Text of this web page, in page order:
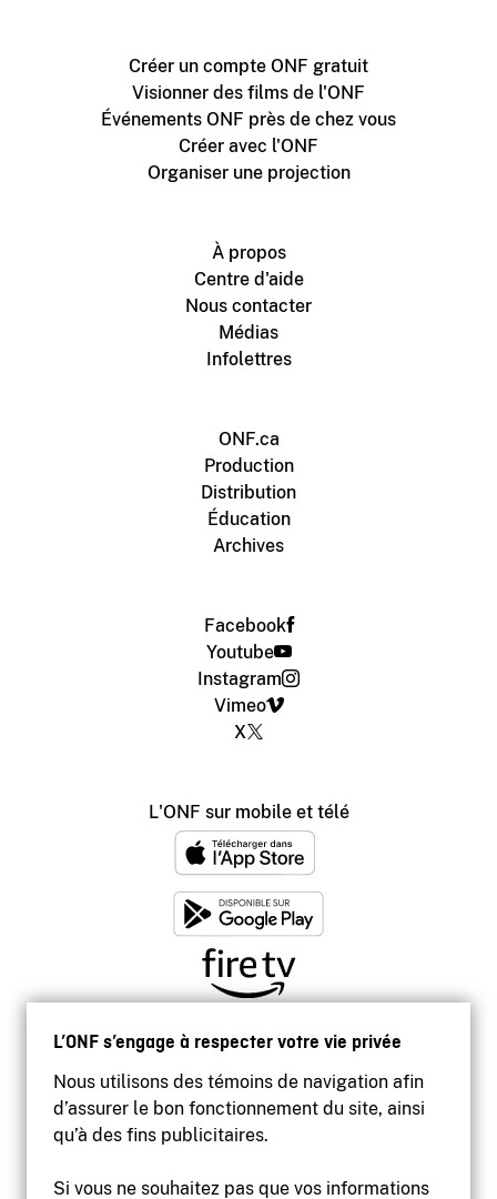
L’ONF s’engage à respecter votre vie privée
Nous utilisons des témoins de navigation afin
d’assurer le bon fonctionnement du site, ainsi
qu’à des fins publicitaires.
Si vous ne souhaitez pas que vos informations
Créer un compte ONF gratuit
Visionner des films de l'ONF
Événements ONF près de chez vous
Créer avec l'ONF
Organiser une projection
À propos
Centre d'aide
Nous contacter
Médias
Infolettres
ONF.ca
Production
Distribution
Éducation
Archives
Facebook
Youtube
Instagram
Vimeo
X
L'ONF sur mobile et télé